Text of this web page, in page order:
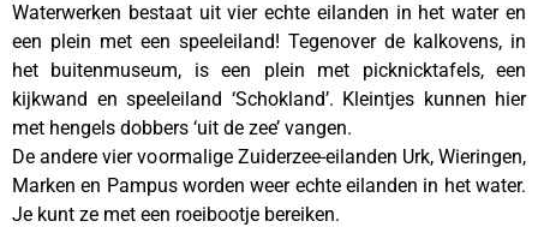
Waterwerken bestaat uit vier echte eilanden in het water en
een plein met een speeleiland! Tegenover de kalkovens, in
het buitenmuseum, is een plein met picknicktafels, een
kijkwand en speeleiland ‘Schokland’. Kleintjes kunnen hier
met hengels dobbers ‘uit de zee’ vangen.
De andere vier voormalige Zuiderzee-eilanden Urk, Wieringen,
Marken en Pampus worden weer echte eilanden in het water.
Je kunt ze met een roeibootje bereiken.